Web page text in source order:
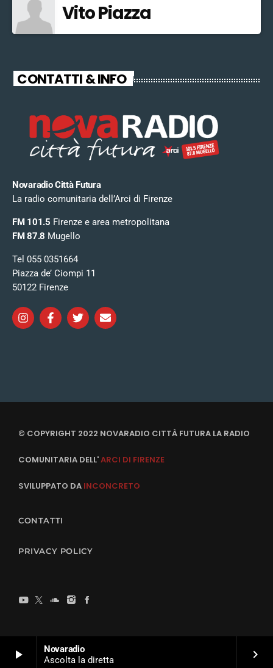
play_arrow
Novaradio
Ascolta la diretta
keyboard_arrow_right
Vito Piazza
CONTATTI & INFO
Novaradio Città Futura
La radio comunitaria dell’Arci di Firenze
FM 101.5 Firenze e area metropolitana
FM 87.8 Mugello
Tel 055 0351664
Piazza de’ Ciompi 11
50122 Firenze
© COPYRIGHT 2022 NOVARADIO CITTÀ FUTURA LA RADIO
COMUNITARIA DELL'ARCI DI FIRENZE
SVILUPPATO DA INCONCRETO
CONTATTI
PRIVACY POLICY